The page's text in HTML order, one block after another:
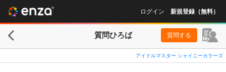
ログイン 新規登録（無料）
質問ひろば 質問する
アイドルマスター シャイニーカラーズ